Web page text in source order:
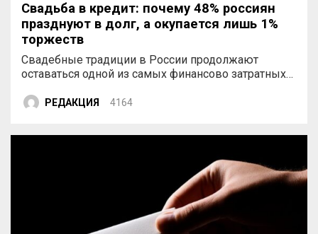
Свадьба в кредит: почему 48% россиян
празднуют в долг, а окупается лишь 1%
торжеств
Свадебные традиции в России продолжают
оставаться одной из самых финансово затратных…
РЕДАКЦИЯ 4164